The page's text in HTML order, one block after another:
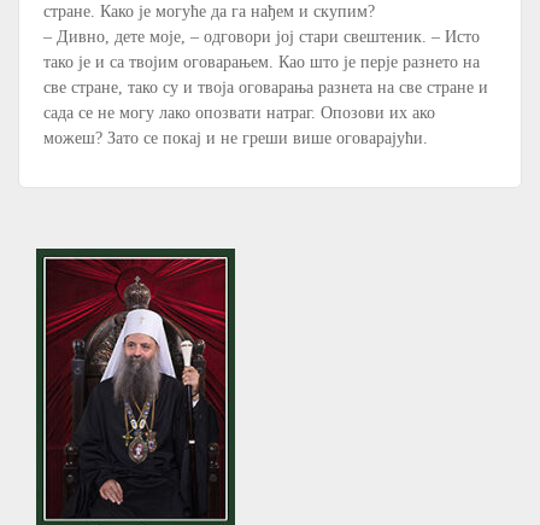
стране. Како је могуће да га нађем и скупим?
– Дивно, дете моје, – одговори јој стари свештеник. – Исто
тако је и са твојим оговарањем. Као што је перје разнето на
све стране, тако су и твоја оговарања разнета на све стране и
сада се не могу лако опозвати натраг. Опозови их ако
можеш? Зато се покај и не греши више оговарајући.